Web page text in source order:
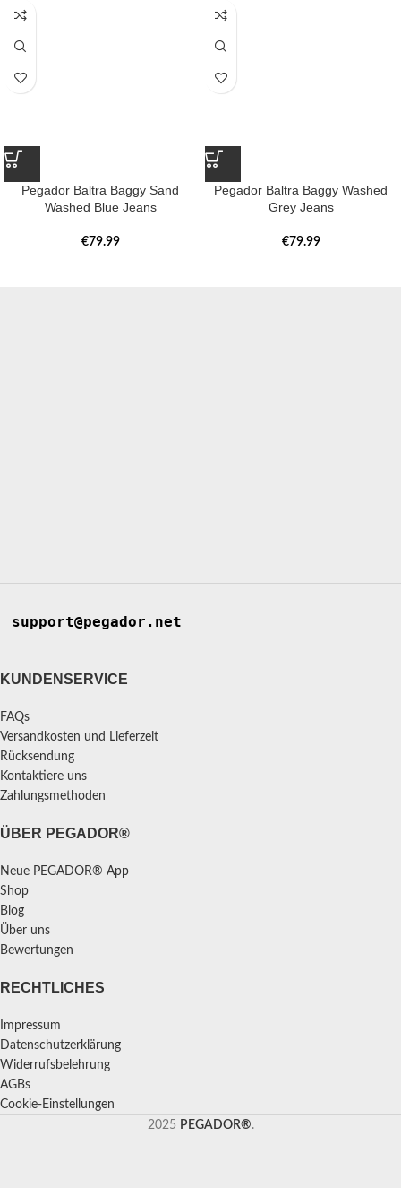
Pegador Baltra Baggy Sand
Washed Blue Jeans
€79.99
Pegador Baltra Baggy Washed
Grey Jeans
€79.99
support@pegador.net
KUNDENSERVICE
FAQs
Versandkosten und Lieferzeit
Rücksendung
Kontaktiere uns
Zahlungsmethoden
ÜBER PEGADOR®
Neue PEGADOR® App
Shop
Blog
Über uns
Bewertungen
RECHTLICHES
Impressum
Datenschutzerklärung
Widerrufsbelehrung
AGBs
Cookie-Einstellungen
2025 PEGADOR®.